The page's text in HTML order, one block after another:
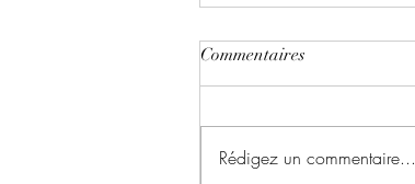
Commentaires
Rédigez un commentaire...